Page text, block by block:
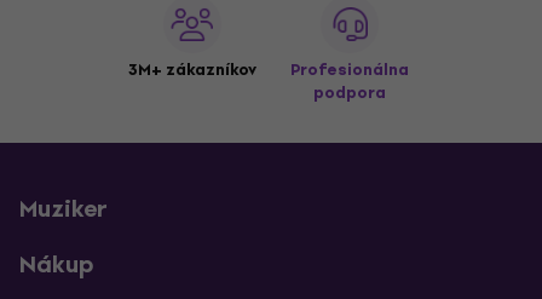
3M+ zákazníkov
Profesionálna
podpora
Muziker
Nákup